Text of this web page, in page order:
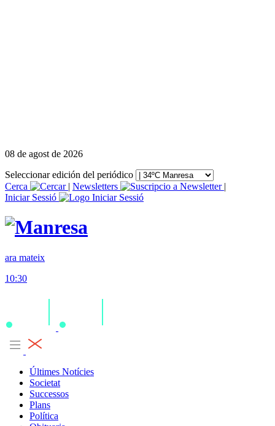
08 de agost de 2026
Seleccionar edición del periódico
Cerca
| Newsletters
|
Iniciar Sessió
ara mateix
10:30
Últimes Notícies
Societat
Successos
Plans
Política